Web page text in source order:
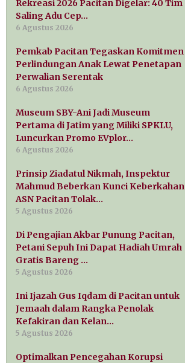
Rekreasi 2026 Pacitan Digelar: 40 Tim
Saling Adu Cep…
6 Agustus 2026
Pemkab Pacitan Tegaskan Komitmen
Perlindungan Anak Lewat Penetapan
Perwalian Serentak
6 Agustus 2026
Museum SBY-Ani Jadi Museum
Pertama di Jatim yang Miliki SPKLU,
Luncurkan Promo EVplor…
6 Agustus 2026
Prinsip Ziadatul Nikmah, Inspektur
Mahmud Beberkan Kunci Keberkahan
ASN Pacitan Tolak…
5 Agustus 2026
Di Pengajian Akbar Punung Pacitan,
Petani Sepuh Ini Dapat Hadiah Umrah
Gratis Bareng …
5 Agustus 2026
Ini Ijazah Gus Iqdam di Pacitan untuk
Jemaah dalam Rangka Penolak
Kefakiran dan Kelan…
5 Agustus 2026
Optimalkan Pencegahan Korupsi